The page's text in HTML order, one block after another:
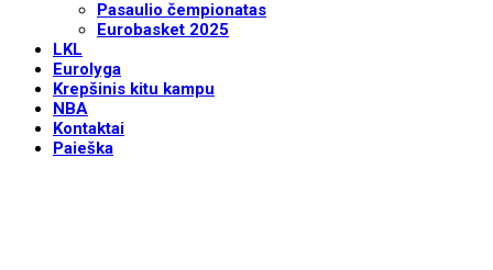
Pasaulio čempionatas
Eurobasket 2025
LKL
Eurolyga
Krepšinis kitu kampu
NBA
Kontaktai
Paieška